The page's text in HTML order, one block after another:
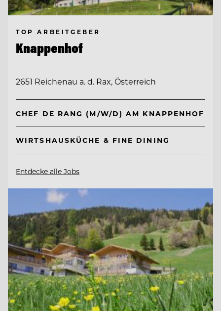
TOP ARBEITGEBER
Knappenhof
2651 Reichenau a. d. Rax, Österreich
CHEF DE RANG (M/W/D) AM KNAPPENHOF
WIRTSHAUSKÜCHE & FINE DINING
Entdecke alle Jobs